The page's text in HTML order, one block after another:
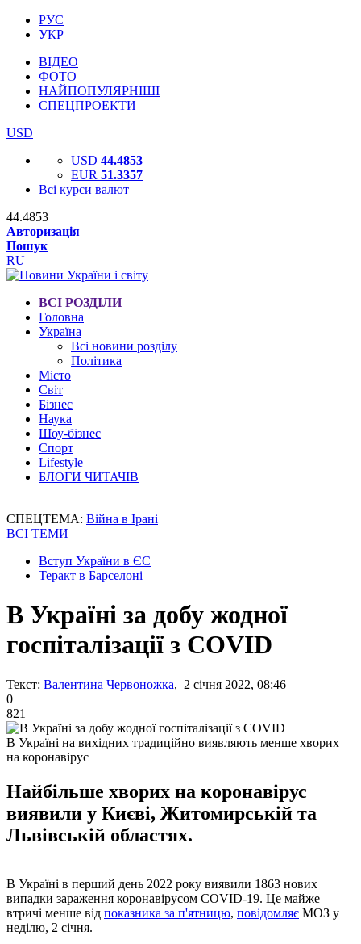
РУС
УКР
ВІДЕО
ФОТО
НАЙПОПУЛЯРНІШІ
СПЕЦПРОЕКТИ
USD
USD 44.4853
EUR 51.3357
Всі курси валют
44.4853
Авторизація
Пошук
RU
ВСІ РОЗДІЛИ
Головна
Україна
Всі новини розділу
Політика
Місто
Світ
Бізнес
Наука
Шоу-бізнес
Спорт
Lifestyle
БЛОГИ ЧИТАЧІВ
СПЕЦТЕМА: Війна в Ірані
ВСІ ТЕМИ
Вступ України в ЄС
Теракт в Барселоні
В Україні за добу жодної
госпіталізації з COVID
Текст: Валентина Червоножка, 2 січня 2022, 08:46
0
821
В Україні на вихідних традиційно виявляють менше хворих
на коронавірус
Найбільше хворих на коронавірус
виявили у Києві, Житомирській та
Львівській областях.
В Україні в перший день 2022 року виявили 1863 нових
випадки зараження коронавірусом COVID-19. Це майже
втричі менше від показника за п'ятницю, повідомляє МОЗ у
неділю, 2 січня.